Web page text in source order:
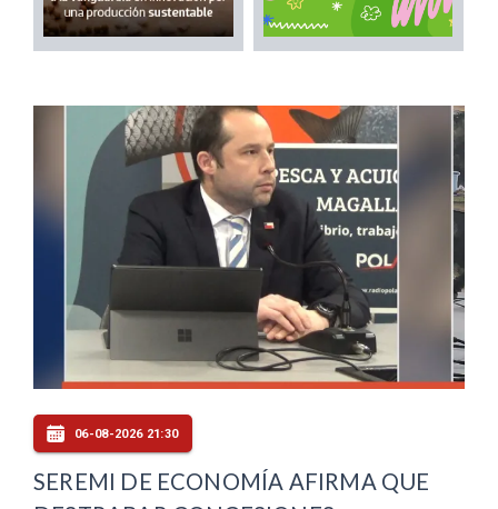
06-08-2026 21:30
SEREMI DE ECONOMÍA AFIRMA QUE